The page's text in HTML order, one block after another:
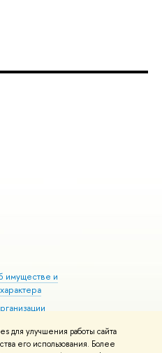
для улучшения работы сайта
его использования. Более
имуществе и
здоровья